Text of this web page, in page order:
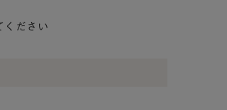
ください